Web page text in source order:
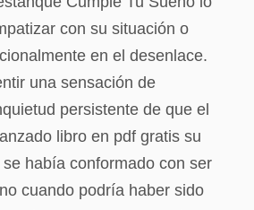
con su situación o
en el desenlace.
una sensación de
persistente de que el
libro en pdf gratis su
había conformado con ser
cuando podría haber sido